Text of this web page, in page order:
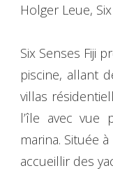
Holger Leue,
Six Senses Fiji
piscine, allant
villas
l’île avec vue
marina. Située
accueillir des